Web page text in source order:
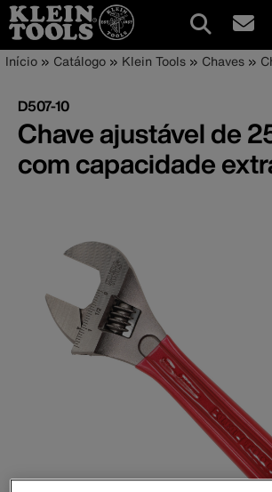
Pular
conteúdo
principal
Navegação
principal
Trilha
de
navegação
Início Catálogo Klein Tools Chaves
D507-10
Chave ajustável de
com capacidade